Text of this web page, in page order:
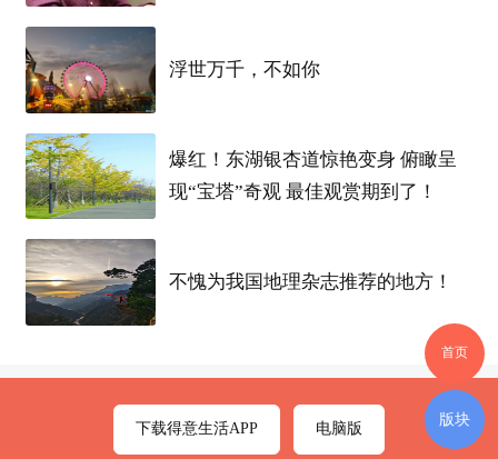
环宿?境好（四人标准间，宿内舍?配有空调、热水
器、独卫立?生间）
面试时间：明天下午2点
报名联系 19971141861 陈主管 微信联系 1580717450
1
浮世万千，不如你
爆红！东湖银杏道惊艳变身 俯瞰呈
现“宝塔”奇观 最佳观赏期到了！
不愧为我国地理杂志推荐的地方！
首页
版块
下载得意生活APP 电脑版